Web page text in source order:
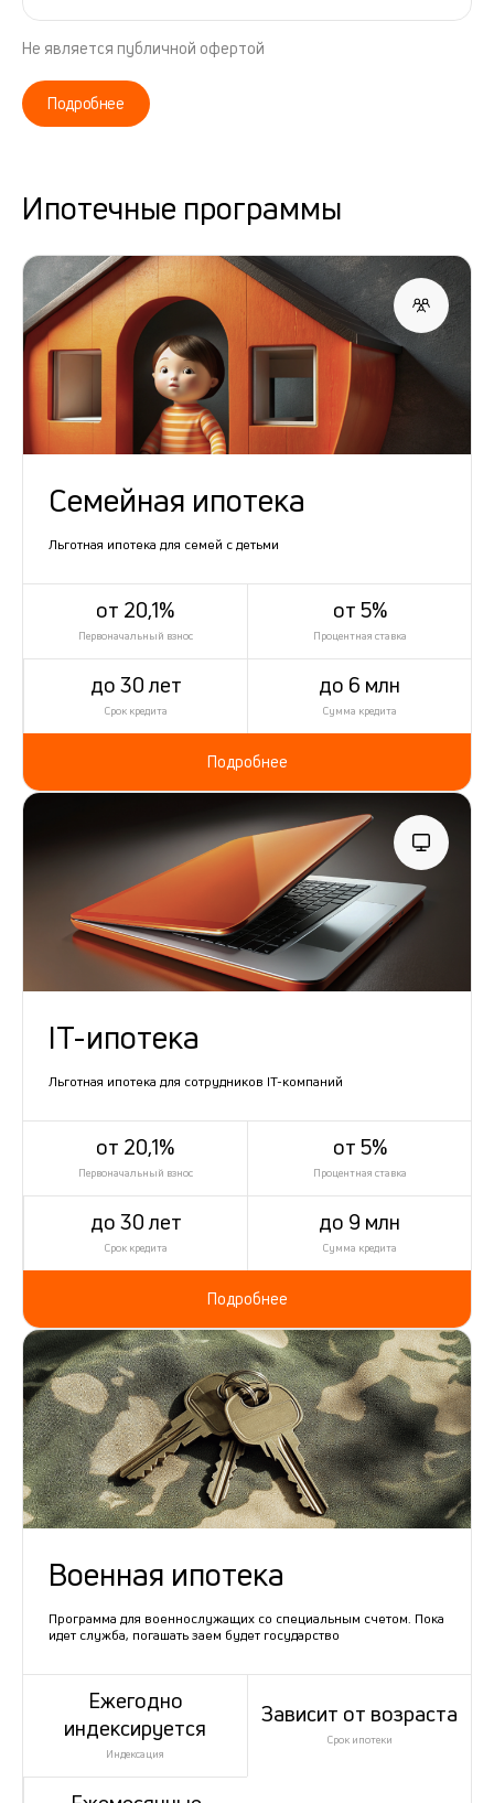
Не является публичной офертой
Подробнее
Ипотечные программы
Семейная ипотека
Льготная ипотека для семей с детьми
от 20,1%
Первоначальный взнос
от 5%
Процентная ставка
до 30 лет
Срок кредита
до 6 млн
Сумма кредита
Подробнее
IT-ипотека
Льготная ипотека для сотрудников IT-компаний
от 20,1%
Первоначальный взнос
от 5%
Процентная ставка
до 30 лет
Срок кредита
до 9 млн
Сумма кредита
Подробнее
Военная ипотека
Программа для военнослужащих со специальным счетом. Пока
идет служба, погашать заем будет государство
Ежегодно
индексируется
Индексация
Зависит от возраста
Срок ипотеки